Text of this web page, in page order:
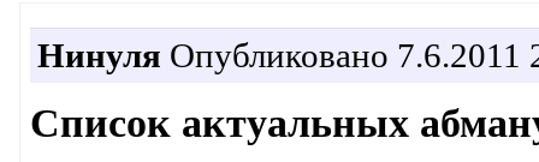
Нинуля Опубликовано 7.6.2011
Список актуальных